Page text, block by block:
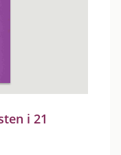
i 21